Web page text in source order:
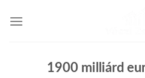
1900 milliárd